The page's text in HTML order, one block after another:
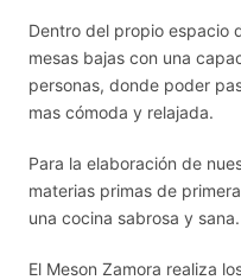
Dentro del propio espacio
mesas bajas con una
personas, donde poder
mas cómoda y relajada.
Para la elaboración de
materias primas de
una cocina sabrosa y sana.
El Meson Zamora realiza